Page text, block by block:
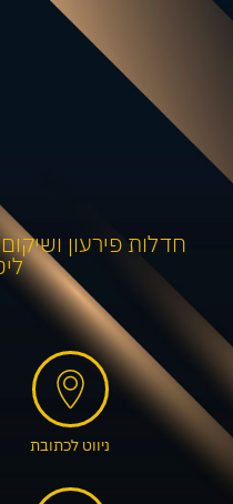
חדלות פירעון
עו"ד משה ישראל מעניק
אזרחית-מסחרית. ניסיון משנת 2014, זמינות גבוהה וליווי
ניווט לכתובת